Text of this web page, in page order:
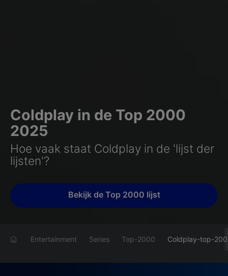
Coldplay in de Top 2000
2025
Hoe vaak staat Coldplay in de 'lijst der
lijsten'?
Bekijk de Top 2000 lijst
Entertainment Series Top-2000 Coldplay-top-